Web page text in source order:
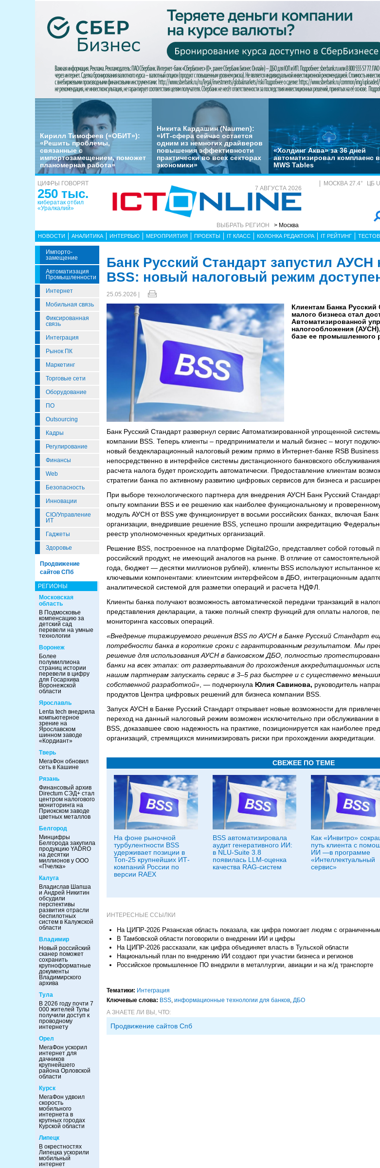
Кирилл Тимофеев («ОБИТ»):
«Решить проблемы,
связанные с
импортозамещением, поможет
планомерная работа»
Никита Кардашин (Naumen):
«ИТ-сфера сейчас остается
одним из немногих драйверов
повышения эффективности
практически во всех секторах
экономики»
«Холдинг Аква» за 36 дней
автоматизировал комплаенс в
MWS Tables
ЦИФРЫ ГОВОРЯТ
250 тыс.
кибератак отбил
«Уралкалий»
7 АВГУСТА 2026
ВЫБРАТЬ РЕГИОН > Москва
МОСКВА 27.4° ЦБ
НОВОСТИ АНАЛИТИКА ИНТЕРВЬЮ МЕРОПРИЯТИЯ ПРОЕКТЫ IT КЛАСС КОЛОНКА РЕДАКТОРА IT РЕЙТИНГ
Импорто­
Замещение
Автоматизация
Промышленности
Интернет
Мобильная связь
Фиксированная
связь
Интеграция
Рынок ПК
Маркетинг
Торговые сети
Оборудование
ПО
Outsourcing
Кадры
Регулирование
Финансы
Web
Безопасность
Инновации
CIO/Управление
ИТ
Гаджеты
Здоровье
Продвижение
сайтов СПб
РЕГИОНЫ
Московская
область
В Подмосковье
компенсацию за
детский сад
перевели на умные
технологии
Воронеж
Более
полумиллиона
страниц истории
перевели в цифру
для Госархива
Воронежской
области
Ярославль
Lenta tech внедрила
компьютерное
зрение на
Ярославском
шинном заводе
«Кордиант»
Тверь
МегаФон обновил
сеть в Кашине
Рязань
Финансовый архив
Directum СЭД+ стал
центром налогового
мониторинга на
Приокском заводе
цветных металлов
Белгород
Минцифры
Белгорода закупила
продукцию YADRO
на десятки
миллионов у ООО
«Пчелка»
Калуга
Владислав Шапша
и Андрей Никитин
обсудили
перспективы
развития отрасли
беспилотных
систем в Калужской
области
Владимир
Новый российский
сканер поможет
сохранить
крупноформатные
документы
Владимирского
архива
Тула
В 2026 году почти 7
000 жителей Тулы
получили доступ к
проводному
интернету
Орел
МегаФон ускорил
интернет для
дачников
крупнейшего
района Орловской
области
Курск
МегаФон удвоил
скорость
мобильного
интернета в
крупных городах
Курской области
Липецк
В окрестностях
Липецка ускорили
мобильный
интернет
Банк Русский Стандарт запустил АУСН
BSS: новый налоговый режим
25.05.2026 |
Клиентам Банка Русский
малого бизнеса стал
Автоматизированной
налогообложения
базе ее промышленного
Банк Русский Стандарт развернул сервис Автоматизированной упрощенной
компании BSS. Теперь клиенты – предприниматели и малый бизнес – могут
новый бездекларационный налоговый режим прямо в Интернет-банке RSB
непосредственно в интерфейсе системы дистанционного банковского
расчета налога будет происходить автоматически. Предоставление клиентам
стратегии банка по активному развитию цифровых сервисов для бизнеса и
При выборе технологического партнера для внедрения АУСН Банк Русский
опыту компании BSS и ее решению как наиболее функциональному и
модуль АУСН от BSS уже функционирует в восьми российских банках, включая
организации, внедрившие решение BSS, успешно прошли аккредитацию
реестр уполномоченных кредитных организаций.
Решение BSS, построенное на платформе Digital2Go, представляет собой
российский продукт, не имеющий аналогов на рынке. В отличие от
года, бюджет — десятки миллионов рублей), клиенты BSS используют испытанное
ключевыми компонентами: клиентским интерфейсом в ДБО, интеграционным
аналитической системой для разметки операций и расчета НДФЛ.
Клиенты банка получают возможность автоматической передачи транзакций в
представления декларации, а также полный спектр функций для оплаты налогов,
мониторинга кассовых операций.
«Внедрение тиражируемого решения BSS по АУСН в Банке Русский Стандарт
потребности банка в короткие сроки с гарантированным результатом. Мы
решение для использования АУСН в банковском ДБО, полностью
банки на всех этапах: от развертывания до прохождения аккредитационных
нашим партнерам запускать сервис в 3–5 раз быстрее и с существенно
собственной разработкой» , — подчеркнула Юлия Савинова, руководитель
продуктов Центра цифровых решений для бизнеса компании BSS.
Запуск АУСН в Банке Русский Стандарт открывает новые возможности для
переход на данный налоговый режим возможен исключительно при обслуживании
BSS, доказавшее свою надежность на практике, позиционируется как наиболее
организаций, стремящихся минимизировать риски при прохождении аккредитации.
СВЕЖЕЕ ПО ТЕМЕ
На фоне рыночной
турбулентности BSS
удерживает позиции в
Топ-25 крупнейших ИТ-
компаний России по
версии RAEX
BSS автоматизировала
аудит генеративного ИИ:
в NLU-Suite 3.8
появилась LLM-оценка
качества RAG-систем
Как «Инвитро»
путь клиента с
ИИ —в программе
«Интеллектуальный
сервис»
ИНТЕРЕСНЫЕ ССЫЛКИ
На ЦИПР-2026 Рязанская область показала, как цифра помогает людям с
В Тамбовской области поговорили о внедрении ИИ и цифры
На ЦИПР-2026 рассказали, как цифра объединяет власть в Тульской области
Национальный план по внедрению ИИ создают при участии бизнеса и регионов
Российское промышленное ПО внедрили в металлургии, авиации и на ж/д транспорте
Тематики: Интеграция
Ключевые слова: BSS, информационные технологии для банков, ДБО
А ЗНАЕТЕ ЛИ ВЫ, ЧТО:
Продвижение сайтов Спб